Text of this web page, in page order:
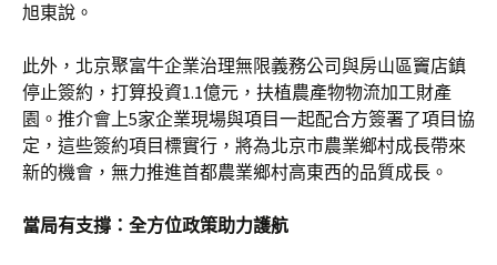
旭東說。
此外，北京聚富牛企業治理無限義務公司與房山區竇店鎮
停止簽約，打算投資1.1億元，扶植農產物物流加工財產
園。推介會上5家企業現場與項目一起配合方簽署了項目協
定，這些簽約項目標實行，將為北京市農業鄉村成長帶來
新的機會，無力推進首都農業鄉村高東西的品質成長。
當局有支撐：全方位政策助力護航